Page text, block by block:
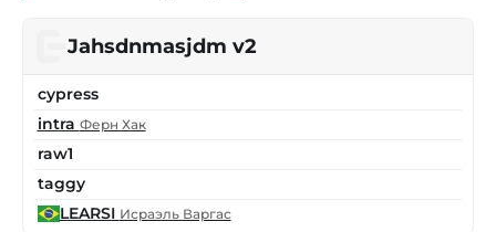
Jahsdnmasjdm v2
cypress
intra Ферн Хак
raw1
taggy
LEARSI Исраэль Варгас